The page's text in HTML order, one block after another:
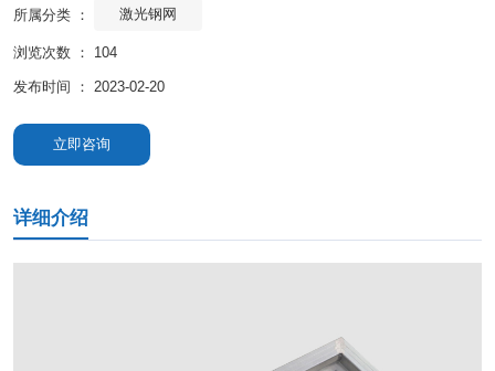
所属分类 ： 激光钢网
浏览次数 ： 104
发布时间 ： 2023-02-20
立即咨询
详细介绍